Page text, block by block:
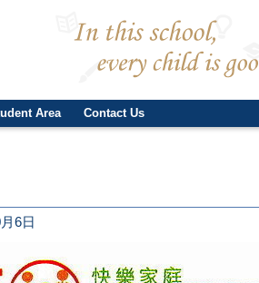
Area Contact Us
6日